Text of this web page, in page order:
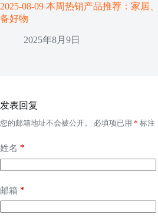
2025-08-09 本周热销产品推荐：家居
备好物
2025年8月9日
发表回复
您的邮箱地址不会被公开。 必填项已用 * 标注
姓名 *
邮箱 *